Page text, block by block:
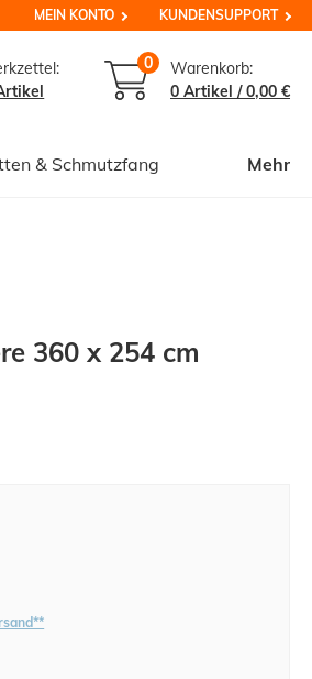
MEIN KONTO KUNDENSUPPORT
0
Warenkorb:
0 Artikel /0,00 €
& Schmutzfang Mehr
360 x 254 cm